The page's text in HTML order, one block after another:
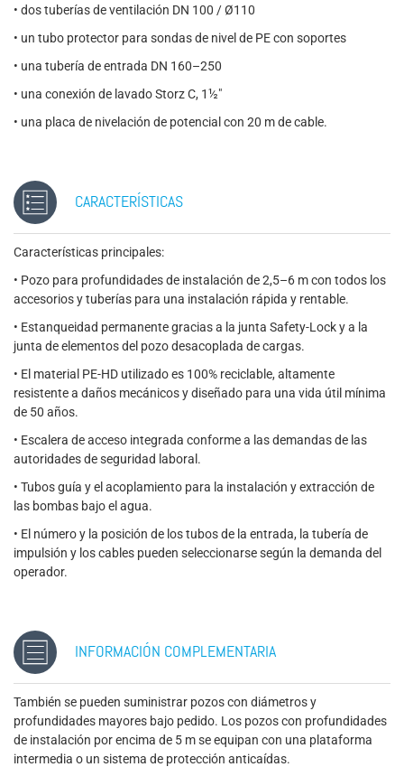
• dos tuberías de ventilación DN 100 / Ø110
• un tubo protector para sondas de nivel de PE con soportes
• una tubería de entrada DN 160–250
• una conexión de lavado Storz C, 1½"
• una placa de nivelación de potencial con 20 m de cable.
CARACTERÍSTICAS
Características principales:
• Pozo para profundidades de instalación de 2,5–6 m con todos los
accesorios y tuberías para una instalación rápida y rentable.
• Estanqueidad permanente gracias a la junta Safety-Lock y a la
junta de elementos del pozo desacoplada de cargas.
• El material PE-HD utilizado es 100% reciclable, altamente
resistente a daños mecánicos y diseñado para una vida útil mínima
de 50 años.
• Escalera de acceso integrada conforme a las demandas de las
autoridades de seguridad laboral.
• Tubos guía y el acoplamiento para la instalación y extracción de
las bombas bajo el agua.
• El número y la posición de los tubos de la entrada, la tubería de
impulsión y los cables pueden seleccionarse según la demanda del
operador.
INFORMACIÓN COMPLEMENTARIA
También se pueden suministrar pozos con diámetros y
profundidades mayores bajo pedido. Los pozos con profundidades
de instalación por encima de 5 m se equipan con una plataforma
intermedia o un sistema de protección anticaídas.